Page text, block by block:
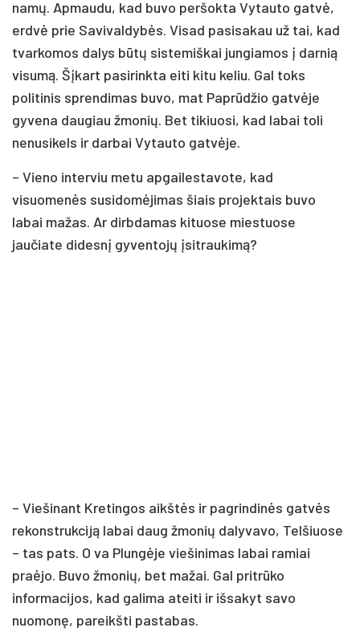
namų. Apmaudu, kad buvo peršokta Vytauto gatvė,
erdvė prie Savivaldybės. Visad pasisakau už tai, kad
tvarkomos dalys būtų sistemiškai jungiamos į darnią
visumą. Šįkart pasirinkta eiti kitu keliu. Gal toks
politinis sprendimas buvo, mat Paprūdžio gatvėje
gyvena daugiau žmonių. Bet tikiuosi, kad labai toli
nenusikels ir darbai Vytauto gatvėje.
– Vieno interviu metu apgailestavote, kad
visuomenės susidomėjimas šiais projektais buvo
labai mažas. Ar dirbdamas kituose miestuose
jaučiate didesnį gyventojų įsitraukimą?
– Viešinant Kretingos aikštės ir pagrindinės gatvės
rekonstrukciją labai daug žmonių dalyvavo, Telšiuose
– tas pats. O va Plungėje viešinimas labai ramiai
praėjo. Buvo žmonių, bet mažai. Gal pritrūko
informacijos, kad galima ateiti ir išsakyt savo
nuomonę, pareikšti pastabas.